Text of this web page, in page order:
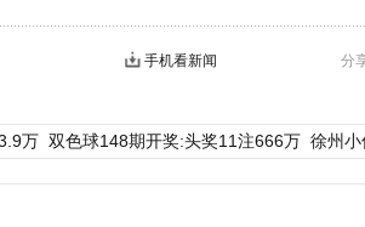
分
手机看新闻
万 双色球148期开奖:头奖11注666万 徐州